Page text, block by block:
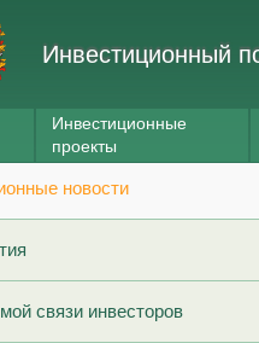
Инвестиционный
Инвестиционные
проекты
новости
связи инвесторов